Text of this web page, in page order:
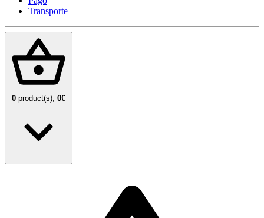
Transporte
0 product(s), 0€